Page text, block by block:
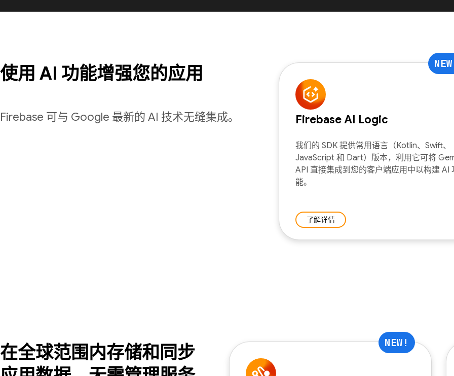
使用 AI 功能增强您的应用
Firebase 可与 Google 最新的 AI 技术无缝集成。 Firebase AI Logic
我们的 SDK 提供常用语言（Kotlin、Swift、
JavaScript 和 Dart）版本，利用它可将
API 直接集成到您的客户端应用中以构建 AI
能。
了解详情
在全球范围内存储和同步
NEW!